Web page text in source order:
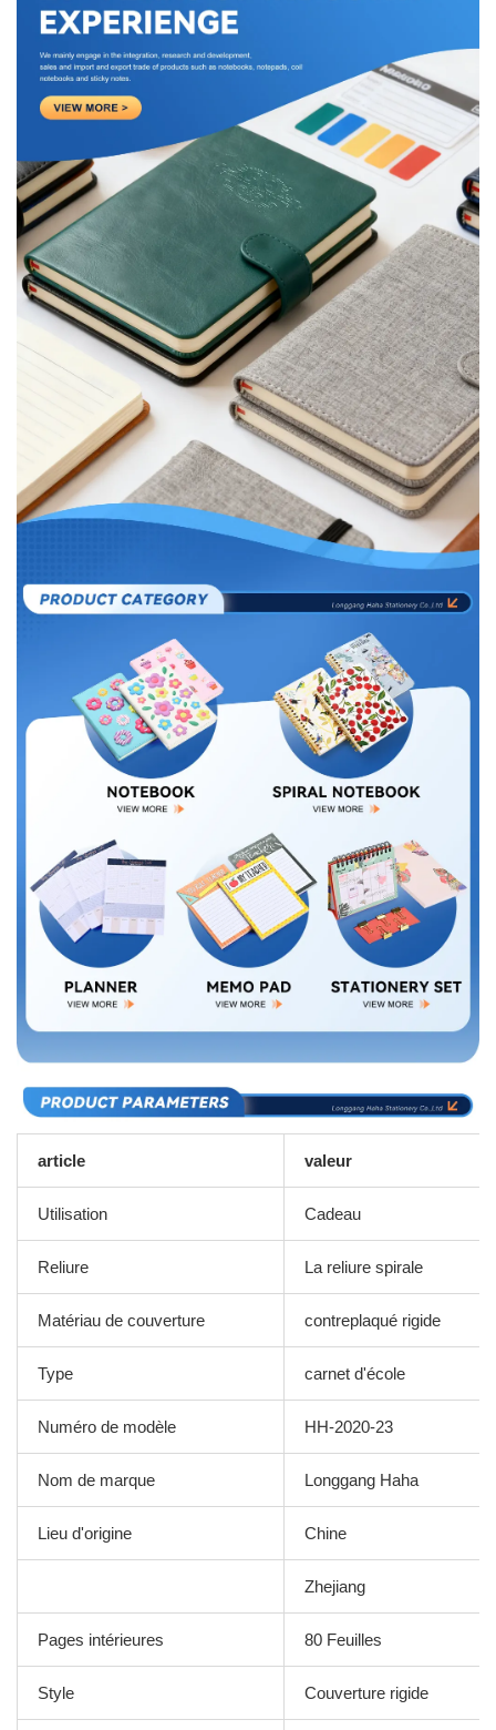
article valeur
Utilisation Cadeau
Reliure La reliure spirale
Matériau de couverture contreplaqué rigide
Type carnet d'école
Numéro de modèle HH-2020-23
Nom de marque Longgang Haha
Lieu d'origine Chine
Zhejiang
Pages intérieures 80 Feuilles
Style Couverture rigide